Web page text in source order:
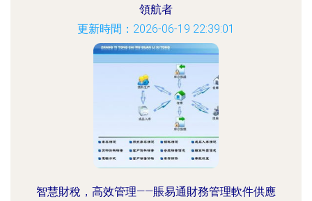
領航者
更新時間：2026-06-19 22:39:01
智慧財稅，高效管理——賬易通財務管理軟件供應